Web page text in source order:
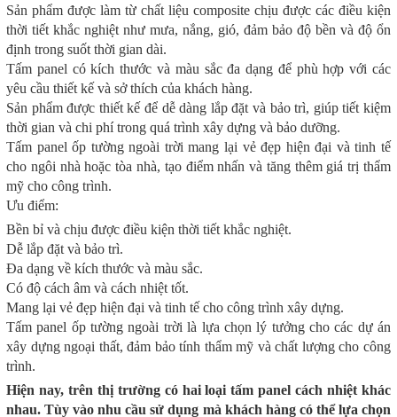
Sản phẩm được làm từ chất liệu composite chịu được các điều kiện
thời tiết khắc nghiệt như mưa, nắng, gió, đảm bảo độ bền và độ ổn
định trong suốt thời gian dài.
Tấm panel có kích thước và màu sắc đa dạng để phù hợp với các
yêu cầu thiết kế và sở thích của khách hàng.
Sản phẩm được thiết kế để dễ dàng lắp đặt và bảo trì, giúp tiết kiệm
thời gian và chi phí trong quá trình xây dựng và bảo dưỡng.
Tấm panel ốp tường ngoài trời mang lại vẻ đẹp hiện đại và tinh tế
cho ngôi nhà hoặc tòa nhà, tạo điểm nhấn và tăng thêm giá trị thẩm
mỹ cho công trình.
Ưu điểm:
Bền bỉ và chịu được điều kiện thời tiết khắc nghiệt.
Dễ lắp đặt và bảo trì.
Đa dạng về kích thước và màu sắc.
Có độ cách âm và cách nhiệt tốt.
Mang lại vẻ đẹp hiện đại và tinh tế cho công trình xây dựng.
Tấm panel ốp tường ngoài trời là lựa chọn lý tưởng cho các dự án
xây dựng ngoại thất, đảm bảo tính thẩm mỹ và chất lượng cho công
trình.
Hiện nay, trên thị trường có hai loại tấm panel cách nhiệt khác
nhau. Tùy vào nhu cầu sử dụng mà khách hàng có thể lựa chọn